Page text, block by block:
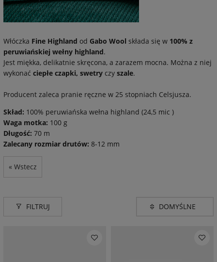
Włóczka Fine Highland od Gabo Wool składa się w 100% z
peruwiańskiej wełny highland.
Jest miękka, delikatnie skręcona, a zarazem mocna. Można z niej
wykonać ciepłe czapki, swetry czy szale.
Producent zaleca pranie ręczne w 25 stopniach Celsjusza.
Skład: 100% peruwiańska wełna highland (24,5 mic )
Waga motka: 100 g
Długość: 70 m
Zalecany rozmiar drutów: 8-12 mm
« Wstecz
FILTRUJ